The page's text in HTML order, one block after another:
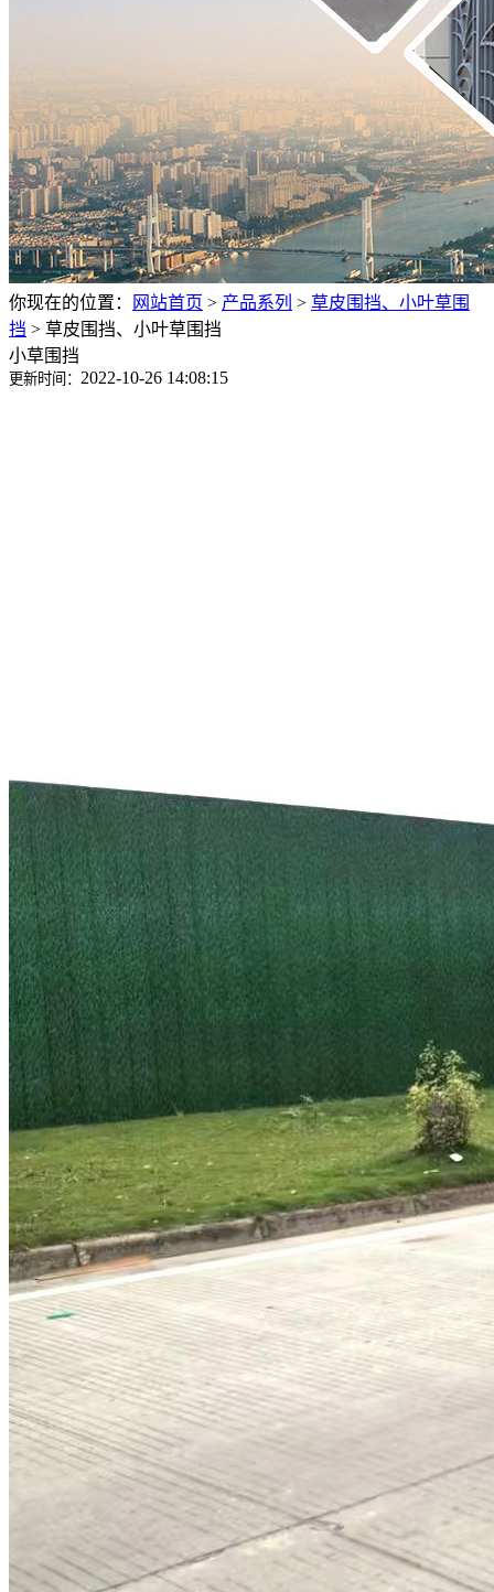
你现在的位置： 网站首页 > 产品系列 > 草皮围挡、小叶草围
挡 > 草皮围挡、小叶草围挡
小草围挡
更新时间： 2022-10-26 14:08:15